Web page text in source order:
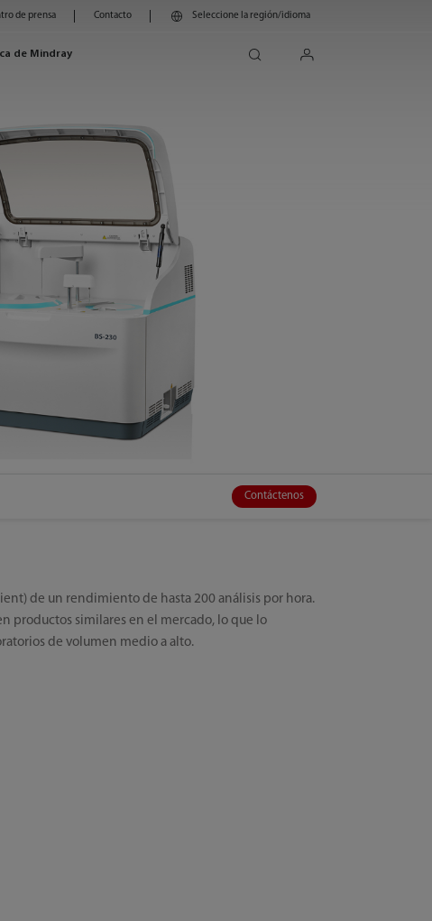
de Mindray
de prensa Contacto Seleccione la región/idioma
Contáctenos
de un rendimiento de hasta 200 análisis por hora.
productos similares en el mercado, lo que lo
de volumen medio a alto.